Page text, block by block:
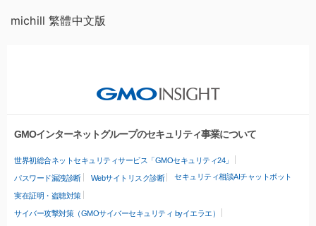
michill 繁體中文版
GMOインターネットグループのセキュリティ事業について
世界初総合ネットセキュリティサービス「GMOセキュリティ24」
パスワード漏洩診断 Webサイトリスク診断 セキュリティ相談AIチャットボット
実在証明・盗聴対策
サイバー攻撃対策（GMOサイバーセキュリティ byイエラエ）